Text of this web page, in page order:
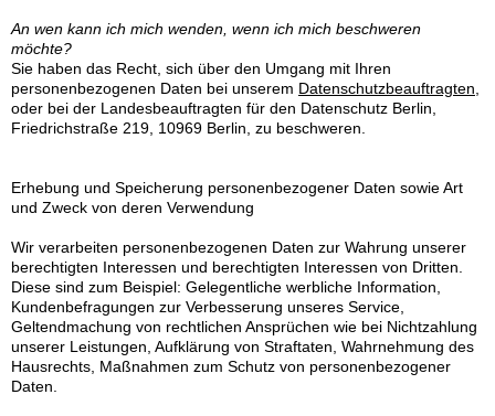
An wen kann ich mich wenden, wenn ich mich beschweren
möchte?
Sie haben das Recht, sich über den Umgang mit Ihren
personenbezogenen Daten bei unserem Datenschutzbeauftragten,
oder bei der Landesbeauftragten für den Datenschutz Berlin,
Friedrichstraße 219, 10969 Berlin, zu beschweren.
Erhebung und Speicherung personenbezogener Daten sowie Art
und Zweck von deren Verwendung
Wir verarbeiten personenbezogenen Daten zur Wahrung unserer
berechtigten Interessen und berechtigten Interessen von Dritten.
Diese sind zum Beispiel: Gelegentliche werbliche Information,
Kundenbefragungen zur Verbesserung unseres Service,
Geltendmachung von rechtlichen Ansprüchen wie bei Nichtzahlung
unserer Leistungen, Aufklärung von Straftaten, Wahrnehmung des
Hausrechts, Maßnahmen zum Schutz von personenbezogener
Daten.